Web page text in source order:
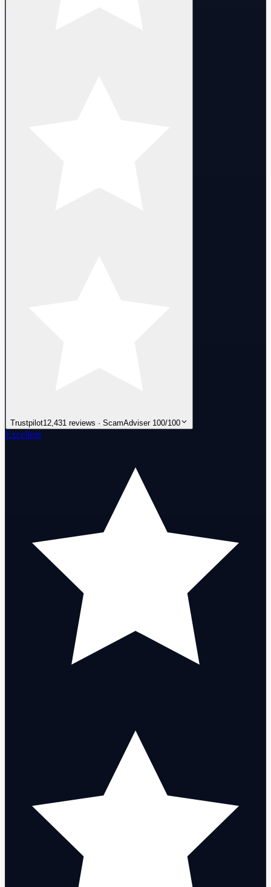
Trustpilot12,431 reviews · ScamAdviser 100/100
Excellent